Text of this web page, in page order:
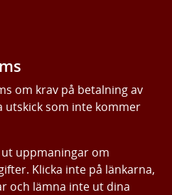
om krav på betalning av
utskick som inte kommer
uppmaningar om
Klicka inte på länkarna,
och lämna inte ut dina